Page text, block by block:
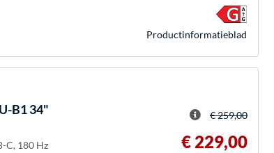
Product­informatieblad
B1 34"
C, 180 Hz
€ 259,00
€ 229,00